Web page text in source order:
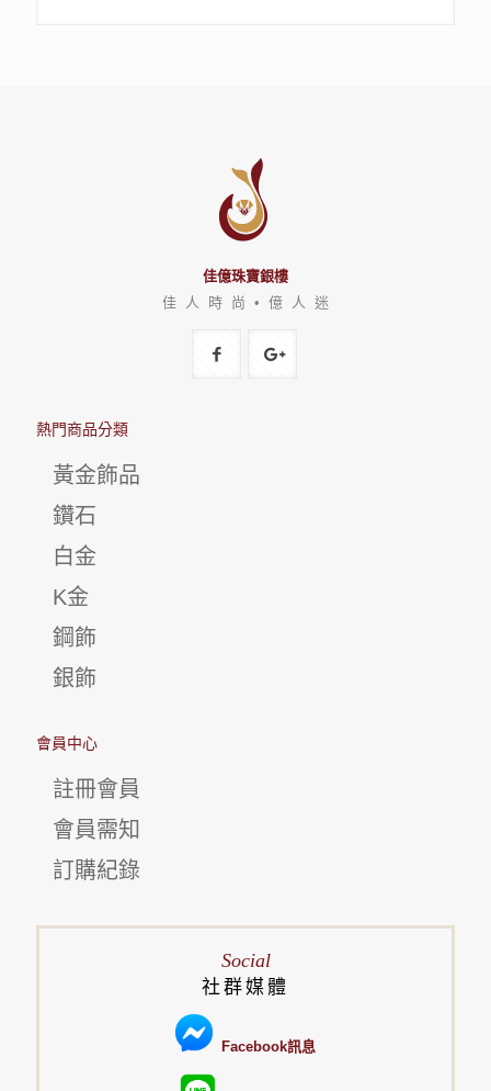
佳億珠寶銀樓
佳 人 時 尚 • 億 人 迷
熱門商品分類
黃金飾品
鑽石
白金
K金
鋼飾
銀飾
會員中心
註冊會員
會員需知
訂購紀錄
Social
社群媒體
Facebook訊息